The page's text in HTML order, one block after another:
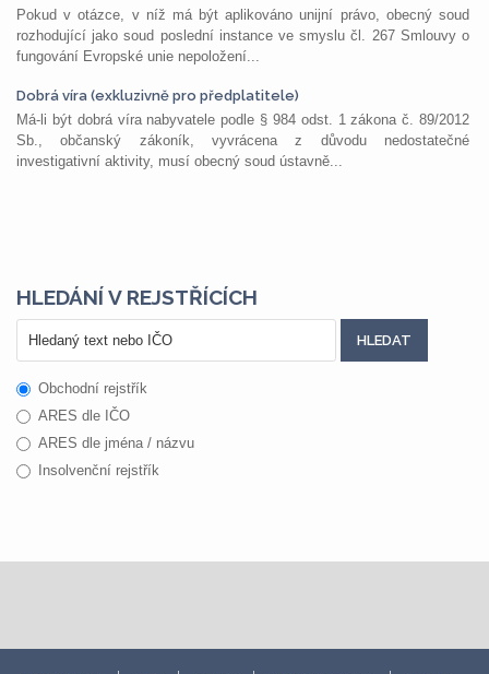
Pokud v otázce, v níž má být aplikováno unijní právo, obecný soud
rozhodující jako soud poslední instance ve smyslu čl. 267 Smlouvy o
fungování Evropské unie nepoložení...
Dobrá víra (exkluzivně pro předplatitele)
Má-li být dobrá víra nabyvatele podle § 984 odst. 1 zákona č. 89/2012
Sb., občanský zákoník, vyvrácena z důvodu nedostatečné
investigativní aktivity, musí obecný soud ústavně...
HLEDÁNÍ V REJSTŘÍCÍCH
Obchodní rejstřík
ARES dle IČO
ARES dle jména / názvu
Insolvenční rejstřík